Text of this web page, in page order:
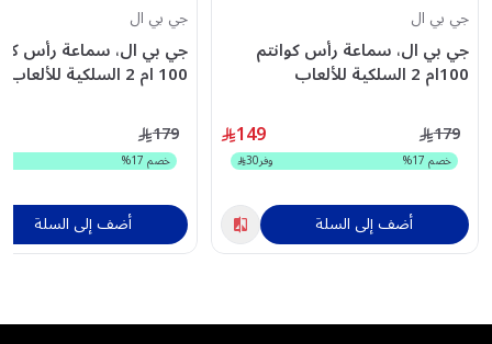
جي بي ال
جي بي ال، سماعة رأس كوانتم
100ام 2 السلكية للألعاب
وميكروفون، ارجواني
149 179
خصم17
% وفر30
أضف إلى السلة
جي بي ال
جي بي ال، سماعة رأس
100 ام 2 السلكية للألعاب
وميكروفون، اسود
179
خصم 17
%
أضف إلى السلة